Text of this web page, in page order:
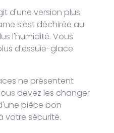
d'une version plus
s'est déchirée au
l'humidité. Vous
d'essuie-glace
ne présentent
devez les changer
pièce bon
votre sécurité.